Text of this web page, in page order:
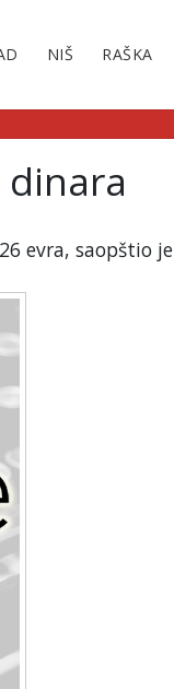
NIŠ RAŠKA
dinara
evra, saopštio je